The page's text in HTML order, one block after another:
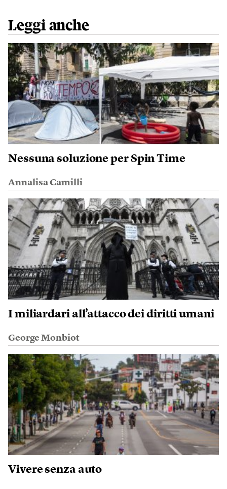
Leggi anche
Nessuna soluzione per Spin Time
Annalisa Camilli
I miliardari all’attacco dei diritti umani
George Monbiot
Vivere senza auto